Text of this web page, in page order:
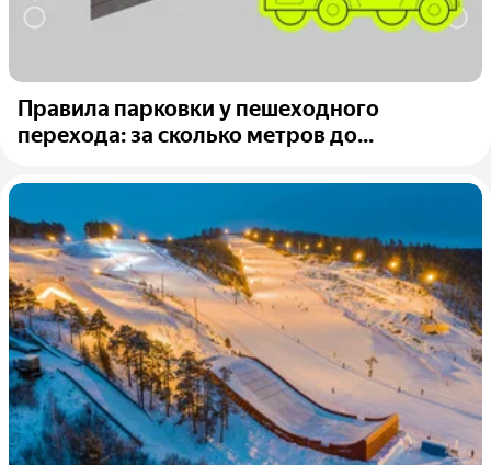
Правила парковки у пешеходного
перехода: за сколько метров до...